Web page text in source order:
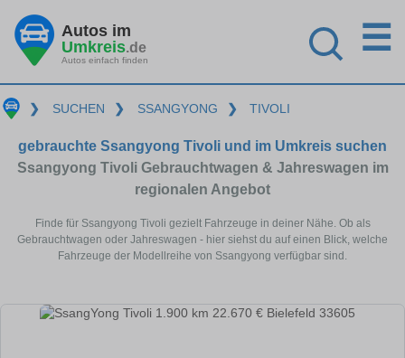
Autos im
Umkreis.de
Autos einfach finden
☰
❯ SUCHEN ❯ SSANGYONG ❯ TIVOLI
gebrauchte Ssangyong Tivoli und im Umkreis suchen
Ssangyong Tivoli Gebrauchtwagen & Jahreswagen im
regionalen Angebot
Finde für Ssangyong Tivoli gezielt Fahrzeuge in deiner Nähe. Ob als
Gebrauchtwagen oder Jahreswagen - hier siehst du auf einen Blick, welche
Fahrzeuge der Modellreihe von Ssangyong verfügbar sind.